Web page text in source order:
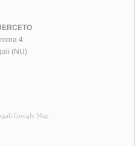
4
(NU)
Google Map